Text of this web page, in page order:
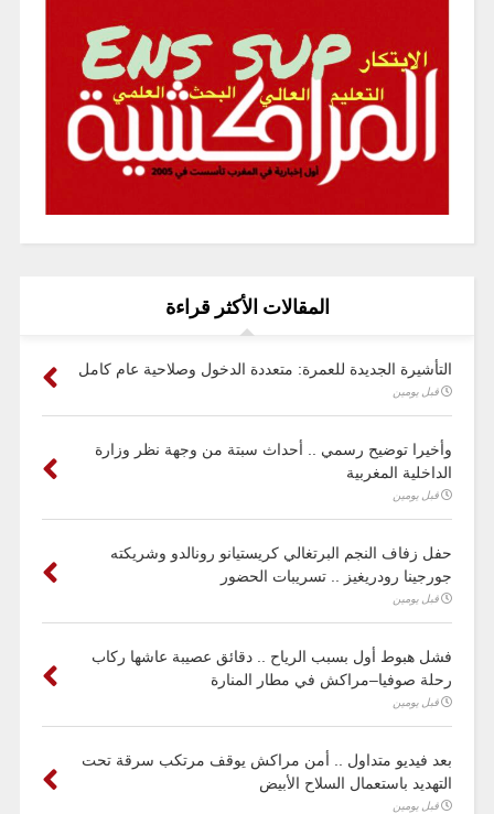
المقالات الأكثر قراءة
التأشيرة الجديدة للعمرة: متعددة الدخول وصلاحية عام كامل
قبل يومين
وأخيرا توضيح رسمي .. أحداث سبتة من وجهة نظر وزارة
الداخلية المغربية
قبل يومين
حفل زفاف النجم البرتغالي كريستيانو رونالدو وشريكته
جورجينا رودريغيز .. تسريبات الحضور
قبل يومين
فشل هبوط أول بسبب الرياح .. دقائق عصيبة عاشها ركاب
رحلة صوفيا–مراكش في مطار المنارة
قبل يومين
بعد فيديو متداول .. أمن مراكش يوقف مرتكب سرقة تحت
التهديد باستعمال السلاح الأبيض
قبل يومين